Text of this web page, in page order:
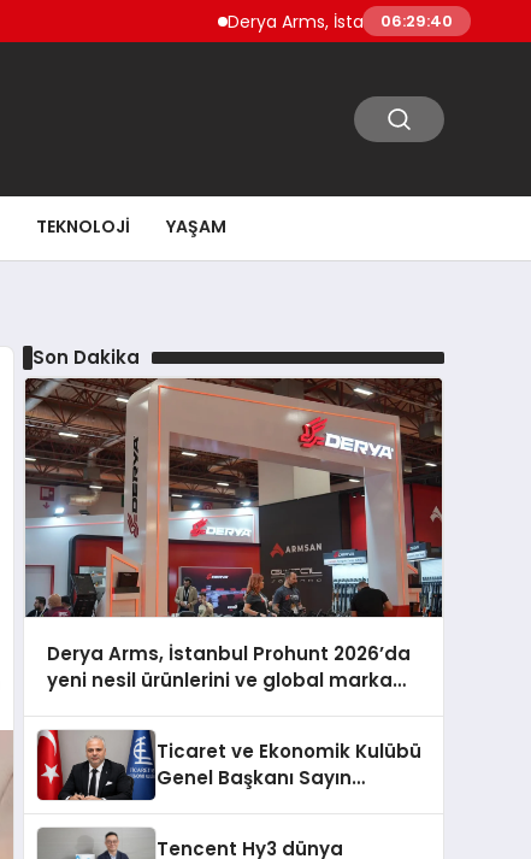
Derya Arms, İstanbul Prohunt 2026’da
06:29:41
TEKNOLOJI YAŞAM
Son Dakika
Derya Arms, İstanbul Prohunt 2026’da
yeni nesil ürünlerini ve global marka
Ticaret ve Ekonomik Kulübü
Genel Başkanı Sayın
Tencent Hy3 dünya